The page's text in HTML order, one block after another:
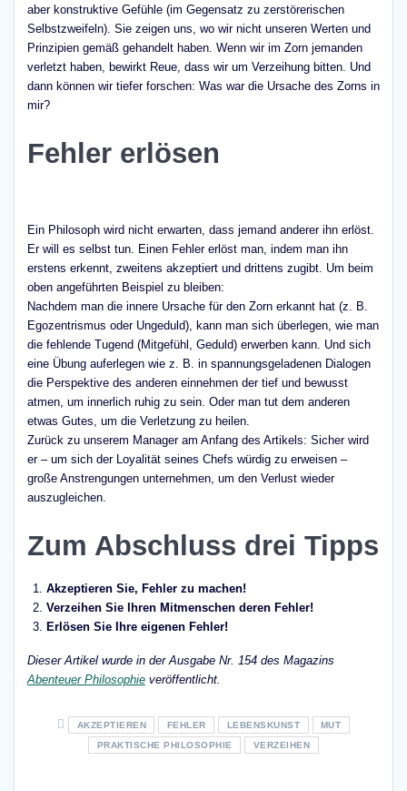
aber konstruktive Gefühle (im Gegensatz zu zerstörerischen
Selbstzweifeln). Sie zeigen uns, wo wir nicht unseren Werten und
Prinzipien gemäß gehandelt haben. Wenn wir im Zorn jemanden
verletzt haben, bewirkt Reue, dass wir um Verzeihung bitten. Und
dann können wir tiefer forschen: Was war die Ursache des Zorns in
mir?
Fehler erlösen
Ein Philosoph wird nicht erwarten, dass jemand anderer ihn erlöst.
Er will es selbst tun. Einen Fehler erlöst man, indem man ihn
erstens erkennt, zweitens akzeptiert und drittens zugibt. Um beim
oben angeführten Beispiel zu bleiben:
Nachdem man die innere Ursache für den Zorn erkannt hat (z. B.
Egozentrismus oder Ungeduld), kann man sich überlegen, wie man
die fehlende Tugend (Mitgefühl, Geduld) erwerben kann. Und sich
eine Übung auferlegen wie z. B. in spannungsgeladenen Dialogen
die Perspektive des anderen einnehmen der tief und bewusst
atmen, um innerlich ruhig zu sein. Oder man tut dem anderen
etwas Gutes, um die Verletzung zu heilen.
Zurück zu unserem Manager am Anfang des Artikels: Sicher wird
er – um sich der Loyalität seines Chefs würdig zu erweisen –
große Anstrengungen unternehmen, um den Verlust wieder
auszugleichen.
Zum Abschluss drei Tipps
Akzeptieren Sie, Fehler zu machen!
Verzeihen Sie Ihren Mitmenschen deren Fehler!
Erlösen Sie Ihre eigenen Fehler!
Dieser Artikel wurde in der Ausgabe Nr. 154 des Magazins
Abenteuer Philosophie veröffentlicht.
AKZEPTIEREN FEHLER LEBENSKUNST
MUT
PRAKTISCHE PHILOSOPHIE
VERZEIHEN